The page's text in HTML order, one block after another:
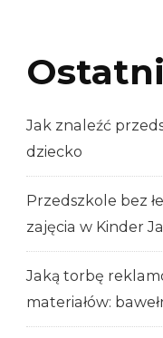
Jak znaleźć
dziecko
Przedszkole bez
zajęcia w Kinder
Jaką torbę
materiałów: